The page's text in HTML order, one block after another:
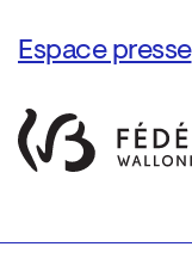
Espace presse